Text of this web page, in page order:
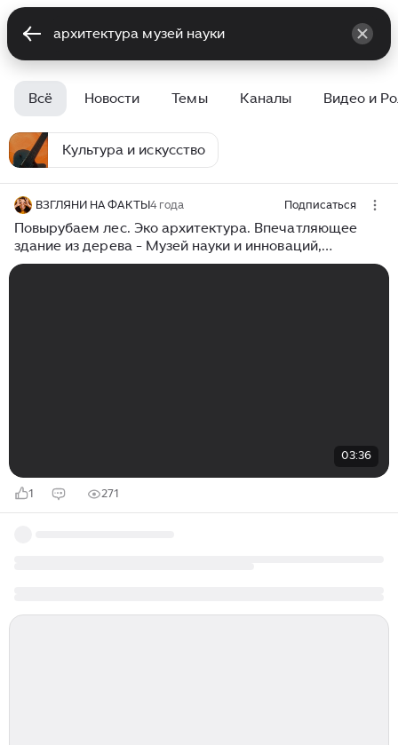
Всё Новости Темы Каналы Видео и
Культура и искусство
ВЗГЛЯНИ НА ФАКТЫ4 года Подписаться
Повырубаем лес. Эко архитектура. Впечатляющее
здание из дерева - Музей науки и инноваций,
Швейцария.
03:36
1 271